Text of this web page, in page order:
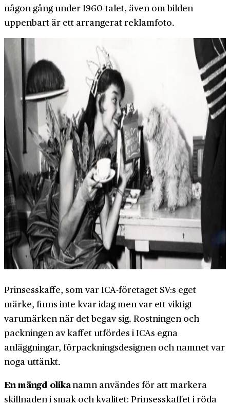
någon gång under 1960-talet, även om bilden
uppenbart är ett arrangerat reklamfoto.
Prinsesskaffe, som var ICA-företaget SV:s eget
märke, finns inte kvar idag men var ett viktigt
varumärken när det begav sig. Rostningen och
packningen av kaffet utfördes i ICAs egna
anläggningar, förpackningsdesignen och namnet var
noga uttänkt.
En mängd olikanamn användes för att markera
skillnaden i smak och kvalitet: Prinsesskaffet i röda